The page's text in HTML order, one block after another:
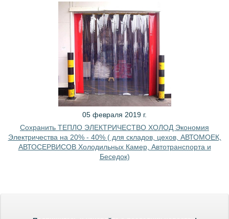
05 февраля 2019 г.
Сохранить ТЕПЛО ЭЛЕКТРИЧЕСТВО ХОЛОД Экономия
Электричества на 20% - 40% ( для складов, цехов, АВТОМОЕК,
АВТОСЕРВИСОВ Холодильных Камер, Автотранспорта и
Беседок)